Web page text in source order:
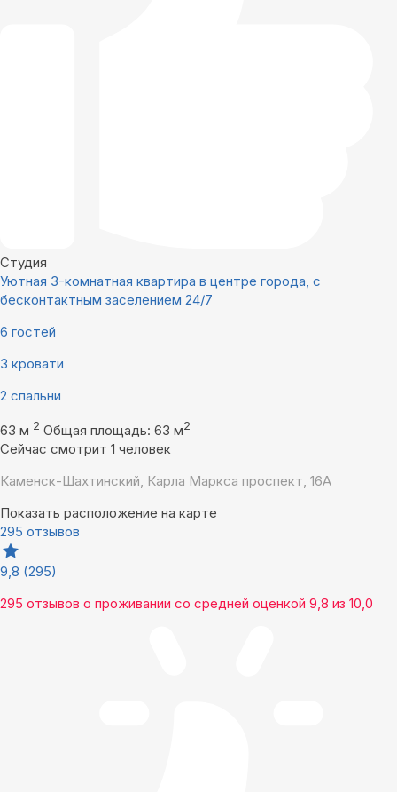
Студия
Уютная 3-комнатная квартира в центре города, с
бесконтактным заселением 24/7
6 гостей
3 кровати
2 спальни
63 м 2 Общая площадь: 63 м2
Сейчас смотрит 1 человек
Каменск-Шахтинский, Карла Маркса проспект, 16А
Показать расположение на карте
295 отзывов
9,8 (295)
295 отзывов о проживании со средней оценкой 9,8 из 10,0